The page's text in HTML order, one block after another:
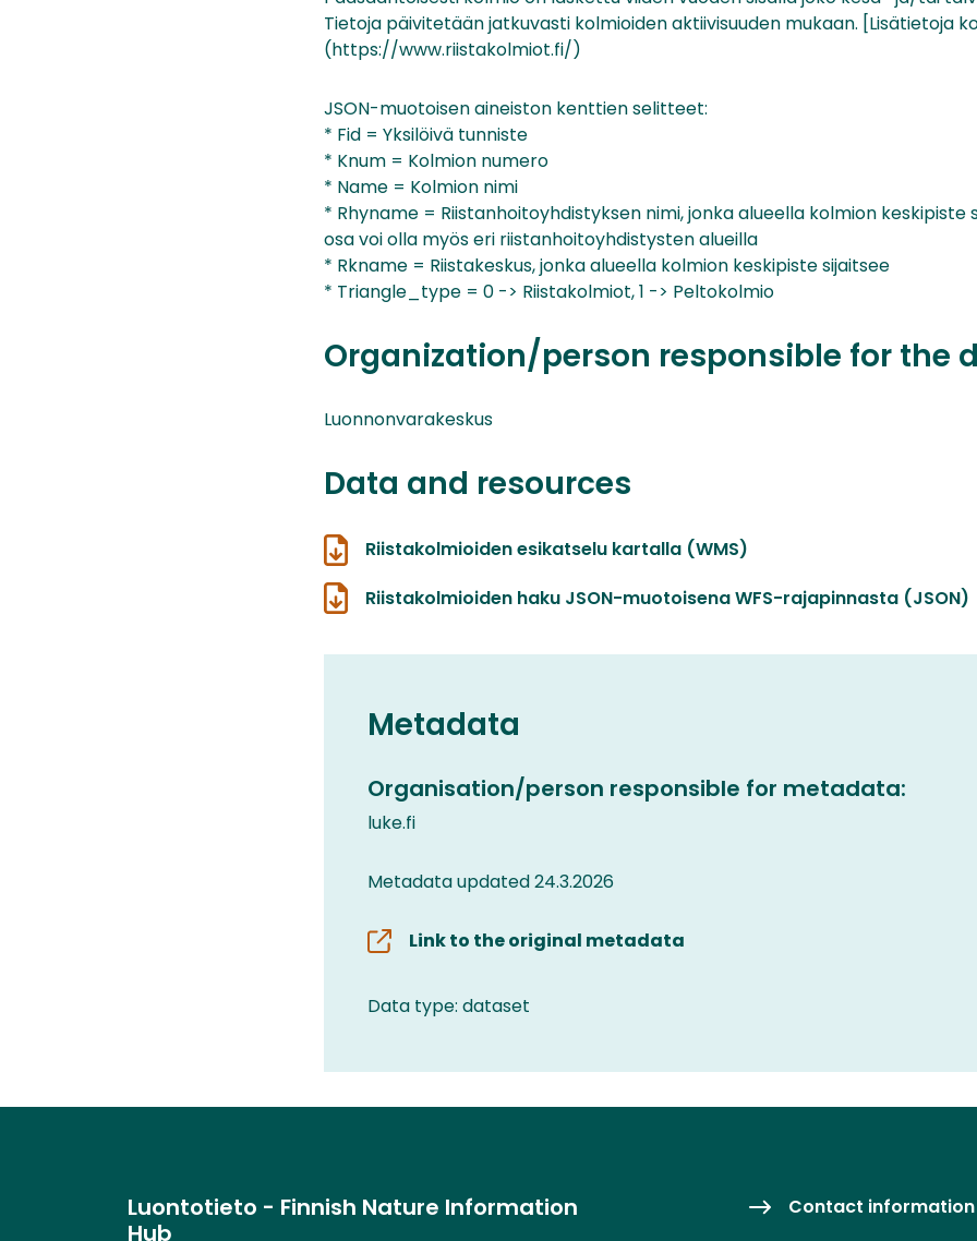
Tietoja päivitetään jatkuvasti kolmioiden aktiivisuuden mukaan. [Lisätietoja
(https://www.riistakolmiot.fi/)
JSON-muotoisen aineiston kenttien selitteet:
* Fid = Yksilöivä tunniste
* Knum = Kolmion numero
* Name = Kolmion nimi
* Rhyname = Riistanhoitoyhdistyksen nimi, jonka alueella kolmion keskipiste
osa voi olla myös eri riistanhoitoyhdistysten alueilla
* Rkname = Riistakeskus, jonka alueella kolmion keskipiste sijaitsee
* Triangle_type = 0 -> Riistakolmiot, 1 -> Peltokolmio
Organization/person responsible for the
Luonnonvarakeskus
Data and resources
Riistakolmioiden esikatselu kartalla (WMS)
Riistakolmioiden haku JSON-muotoisena WFS-rajapinnasta (JSON)
Metadata
Organisation/person responsible for metadata:
luke.fi
Metadata updated 24.3.2026
Link to the original metadata
Data type: dataset
Luontotieto - Finnish Nature Information
Hub
Contact information